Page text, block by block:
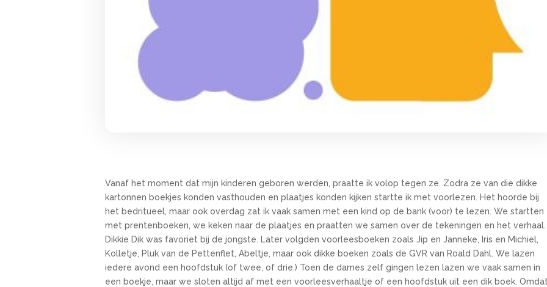
Vanaf het moment dat mijn kinderen geboren werden, praatte ik volop tegen ze. Zodra ze van die dikke
kartonnen boekjes konden vasthouden en plaatjes konden kijken startte ik met voorlezen. Het hoorde bij
het bedritueel, maar ook overdag zat ik vaak samen met een kind op de bank (voor) te lezen. We startten
met prentenboeken, we keken naar de plaatjes en praatten we samen over de tekeningen en het verhaal.
Dikkie Dik was favoriet bij de jongste. Later volgden voorleesboeken zoals Jip en Janneke, Iris en Michiel,
Kolletje, Pluk van de Pettenflet, Abeltje, maar ook dikke boeken zoals de GVR van Roald Dahl. We lazen
iedere avond een hoofdstuk (of twee, of drie.) Toen de dames zelf gingen lezen lazen we vaak samen in
een boekje, maar we sloten altijd af met een voorleesverhaaltje of een hoofdstuk uit een dik boek. Omdat